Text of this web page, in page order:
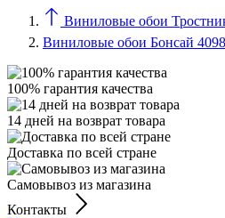
Виниловые обои
Виниловые обои Бонсай
100% гарантия качества
14 дней на возврат товара
Доставка по всей стране
Самовывоз из магазина
Контакты